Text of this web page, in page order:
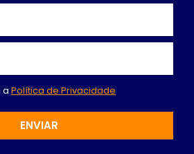
a Política de Privacidade
ENVIAR